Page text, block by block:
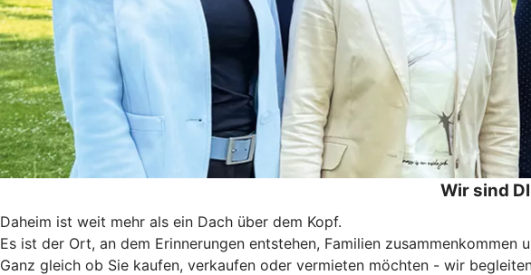
Wir sind
Daheim ist weit mehr als ein Dach über dem Kopf.
Es ist der Ort, an dem Erinnerungen entstehen, Familien zusammenkommen
Ganz gleich ob Sie kaufen, verkaufen oder vermieten möchten - wir